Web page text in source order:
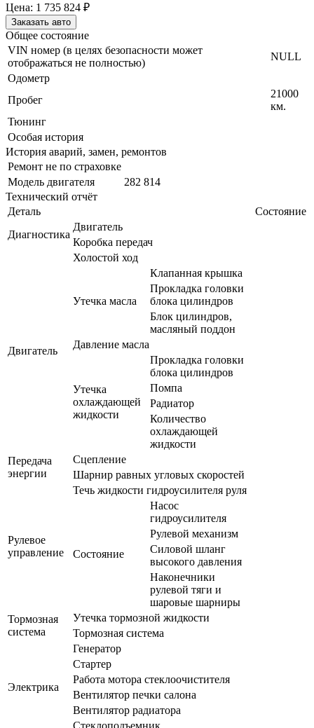
Цена: 1 735 824 ₽
Заказать авто
Общее состояние
VIN номер (в целях безопасности может
отображаться не полностью)
NULL
Одометр
Пробег
21000
км.
Тюнинг
Особая история
История аварий, замен, ремонтов
Ремонт не по страховке
Модель двигателя
282 814
Технический отчёт
Деталь
Состояние
Диагностика
Двигатель
Коробка передач
Двигатель
Холостой ход
Утечка масла
Клапанная крышка
Прокладка головки
блока цилиндров
Блок цилиндров,
масляный поддон
Давление масла
Утечка
охлаждающей
жидкости
Прокладка головки
блока цилиндров
Помпа
Радиатор
Количество
охлаждающей
жидкости
Передача
энергии
Сцепление
Шарнир равных угловых скоростей
Рулевое
управление
Течь жидкости гидроусилителя руля
Состояние
Насос
гидроусилителя
Рулевой механизм
Силовой шланг
высокого давления
Наконечники
рулевой тяги и
шаровые шарниры
Тормозная
система
Утечка тормозной жидкости
Тормозная система
Электрика
Генератор
Стартер
Работа мотора стеклоочистителя
Вентилятор печки салона
Вентилятор радиатора